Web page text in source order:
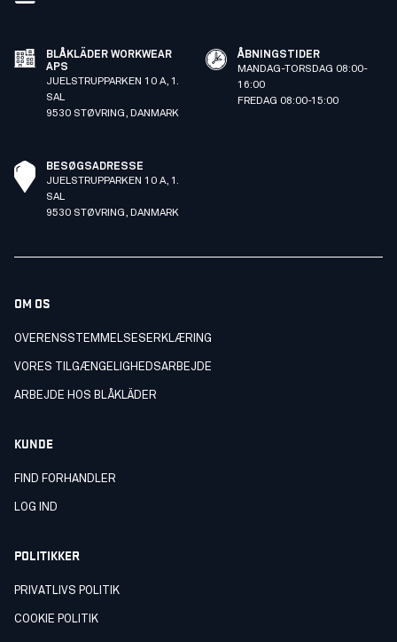
BLÅKLÄDER WORKWEAR
APS
JUELSTRUPPARKEN 10 A, 1.
SAL
9530 STØVRING, DANMARK
ÅBNINGSTIDER
MANDAG-TORSDAG 08:00-
16:00
FREDAG 08:00-15:00
BESØGSADRESSE
JUELSTRUPPARKEN 10 A, 1.
SAL
9530 STØVRING, DANMARK
OM OS
OVERENSSTEMMELSESERKLÆRING
VORES TILGÆNGELIGHEDSARBEJDE
ARBEJDE HOS BLÅKLÄDER
KUNDE
FIND FORHANDLER
LOG IND
POLITIKKER
PRIVATLIVS POLITIK
COOKIE POLITIK